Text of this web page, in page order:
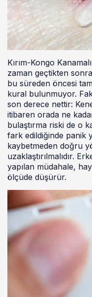
Kırım-Kongo
zaman geçtikten
bu süreden öncesi
kural bulunmuyor.
son derece nettir:
itibaren orada ne
bulaştırma riski de o
fark edildiğinde panik
kaybetmeden doğru
uzaklaştırılmalıdır.
yapılan müdahale,
ölçüde düşürür.